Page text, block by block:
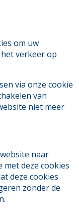
om uw
verkeer op
via onze cookie
van
niet meer
naar
deze cookies
deze cookies
zonder de